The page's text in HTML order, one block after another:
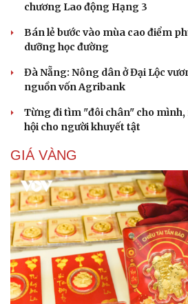
chương Lao động Hạng 3
Bán lẻ bước vào mùa cao điểm
dưỡng học đường
Đà Nẵng: Nông dân ở Đại Lộc
nguồn vốn Agribank
Từng đi tìm "đôi chân" cho mình,
hội cho người khuyết tật
GIÁ VÀNG